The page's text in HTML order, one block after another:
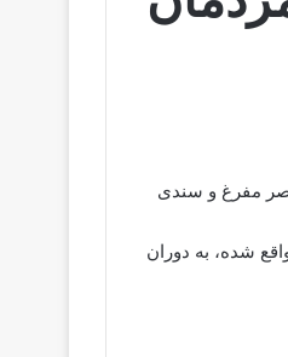
مفرغ و سندی
واقع شده، به دوران